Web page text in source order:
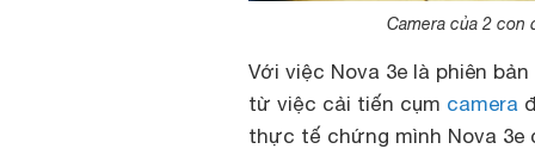
Camera của 2 con
Với việc Nova 3e là phiên
từ việc cải tiến cụm camera
thực tế chứng mình Nova